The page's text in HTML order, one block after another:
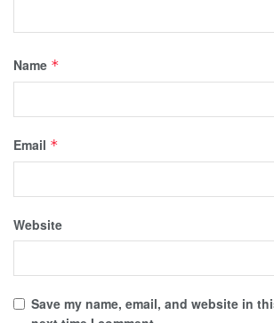
Name *
Email *
Website
Save my name, email, and website in